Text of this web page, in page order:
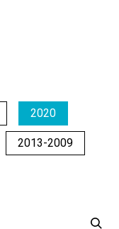
2020
2013-2009